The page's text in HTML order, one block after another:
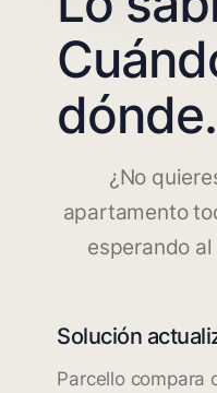
dónde.
¿No
apartamento
esperando
Solución
Parcello compara